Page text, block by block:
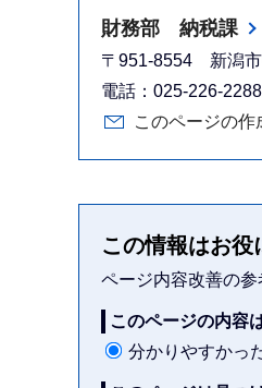
財務部 納税課
〒951-8554 新潟市
電話：025-226-
このページの作
この情報はお役
ページ内容改善の参
このページの内容
分かりやすかっ